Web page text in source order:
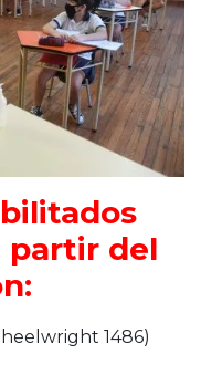
partir del
1486)